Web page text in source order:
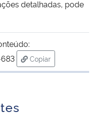
Humanos
detalhadas, pode
Copiar
para área de